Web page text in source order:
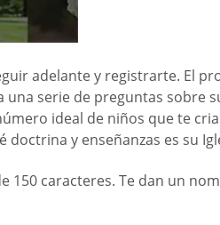
adelante y registrarte. El
serie de preguntas sobre
ideal de niños que te
y enseñanzas es su
150 caracteres. Te dan un